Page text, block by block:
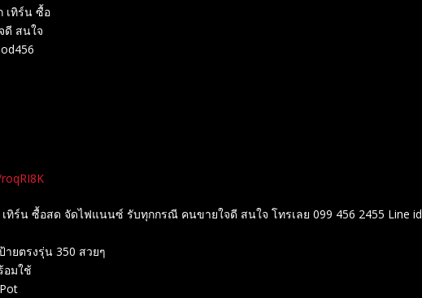
เทิร์น ซื้อ
สนใจ
ทิร์น ซื้อสด จัดไฟแนนซ์ รับทุกกรณี คนขายใจดี สนใจ โทรเลย 099 456 2455 Line id
ยตรงรุ่น 350 สวยๆ
อมใช้